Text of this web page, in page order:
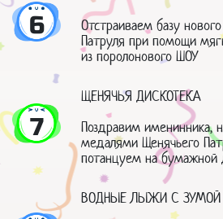
6
Отстраиваем базу
Патруля при помощи
из поролонового ШОУ
7
ЩЕНЯЧЬЯ ДИСКОТЕКА
Поздравим именинника,
медалями Щенячьего
потанцуем на бумажной
ВОДНЫЕ ЛЫЖИ С ЗУМОЙ